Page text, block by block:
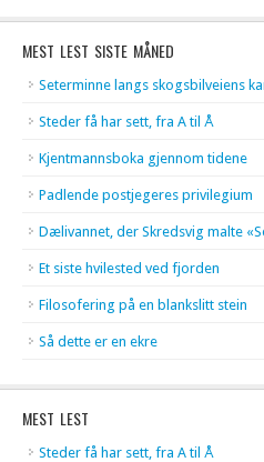
MEST LEST SISTE MÅNED
Seterminne langs skogsbilveiens
Steder få har sett, fra A til Å
Kjentmannsboka gjennom tidene
Padlende postjegeres privilegium
Dælivannet, der Skredsvig malte
Et siste hvilested ved fjorden
Filosofering på en blankslitt stein
Så dette er en ekre
MEST LEST
Steder få har sett, fra A til Å